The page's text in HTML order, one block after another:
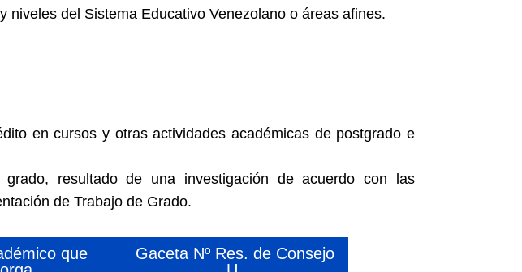
del Sistema Educativo Venezolano o áreas afines.
en cursos y otras actividades académicas de postgrado e
resultado de una investigación de acuerdo con las
de Trabajo de Grado.
que
Gaceta Nº Res. de Consejo